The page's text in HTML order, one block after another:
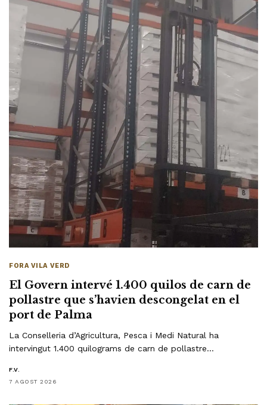
FORA VILA VERD
El Govern intervé 1.400 quilos de carn de
pollastre que s’havien descongelat en el
port de Palma
La Conselleria d’Agricultura, Pesca i Medi Natural ha
intervingut 1.400 quilograms de carn de pollastre…
F.V.
7 AGOST 2026